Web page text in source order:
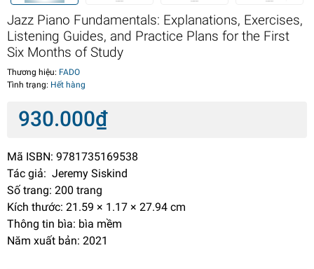
Jazz Piano Fundamentals: Explanations, Exercises,
Listening Guides, and Practice Plans for the First
Six Months of Study
Thương hiệu: FADO
Tình trạng: Hết hàng
930.000₫
Mã ISBN: 9781735169538
Tác giả: Jeremy Siskind
Số trang: 200 trang
Kích thước: 21.59 × 1.17 × 27.94 cm
Thông tin bìa: bìa mềm
Năm xuất bản: 2021